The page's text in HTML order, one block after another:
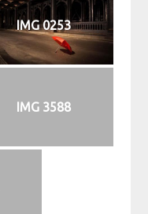
IMG 0253
IMG 3588